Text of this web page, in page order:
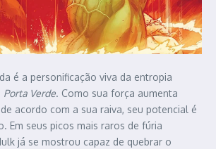
é a personificação viva da entropia
Porta Verde. Como sua força aumenta
acordo com a sua raiva, seu potencial é
Em seus picos mais raros de fúria
já se mostrou capaz de quebrar o